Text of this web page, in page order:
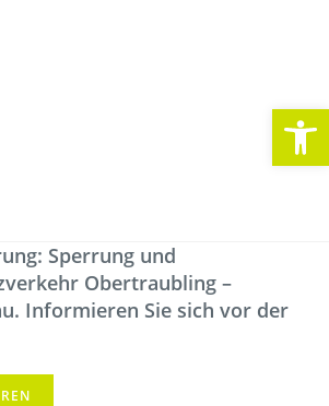
Sperrung und
Obertraubling –
Informieren Sie sich vor der